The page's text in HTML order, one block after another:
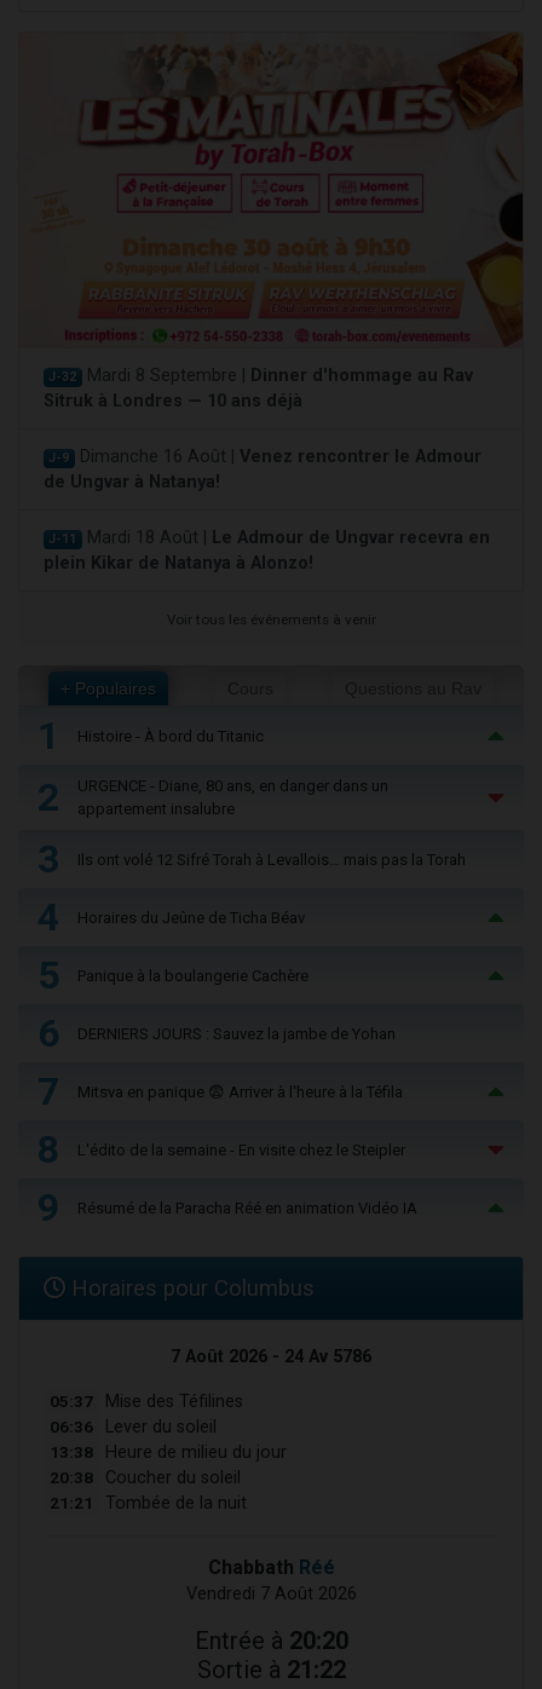
J-32 Mardi 8 Septembre |
Dinner d'hommage au Rav
Sitruk à Londres — 10 ans déjà
J-9 Dimanche 16 Août | Venez rencontrer le Admour
de Ungvar à Natanya!
J-11 Mardi 18 Août |
Le Admour de Ungvar recevra en
plein Kikar de Natanya à Alonzo!
Voir tous les événements à venir
+ Populaires
1 Histoire - À bord du Titanic
2
URGENCE - Diane, 80 ans, en danger dans un
appartement insalubre
3 Ils ont volé 12 Sifré Torah à Levallois… mais pas la Torah
4 Horaires du Jeûne de Ticha Béav
5 Panique à la boulangerie Cachère
6 DERNIERS JOURS : Sauvez la jambe de Yohan
7 Mitsva en panique 😨 Arriver à l'heure à la Téfila
8 L'édito de la semaine - En visite chez le Steipler
9 Résumé de la Paracha Réé en animation Vidéo IA
Horaires pour Columbus
7 Août 2026 - 24 Av 5786
05:37 Mise des Téfilines
06:36 Lever du soleil
13:38 Heure de milieu du jour
20:38 Coucher du soleil
21:21 Tombée de la nuit
Chabbath Réé
Vendredi 7 Août 2026
Entrée à 20:20
Sortie à 21:22